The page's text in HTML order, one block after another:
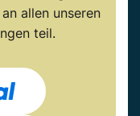
allen unseren
teil.